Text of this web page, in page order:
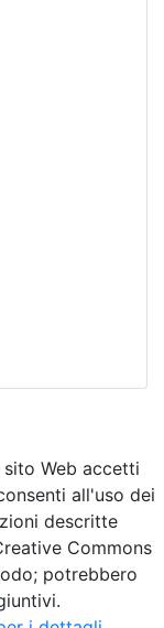
Web accetti
all'uso dei
descritte
Commons
potrebbero